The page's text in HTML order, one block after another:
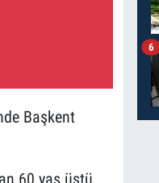
Başkent
6